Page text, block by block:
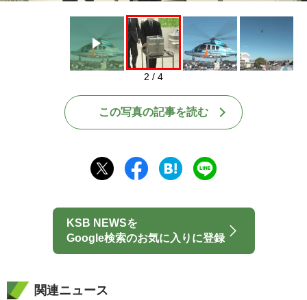
2 / 4
この写真の記事を読む
KSB NEWSを
Google検索のお気に入りに登録
関連ニュース